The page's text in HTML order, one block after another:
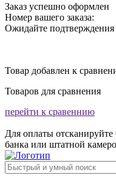
Заказ успешно оформлен
Номер вашего заказа:
Ожидайте
Товар добавлен к
Товаров для сравнения
перейти к сравеннию
Для оплаты
банка или штатной